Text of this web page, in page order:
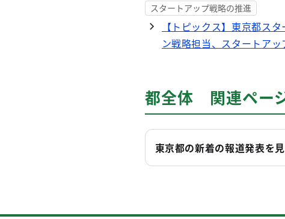
スタートアップ戦略の推進
【トピックス】東京都ス
ン戦略担当、スタートア
都全体 関連ペー
東京都の新着の報道発表を